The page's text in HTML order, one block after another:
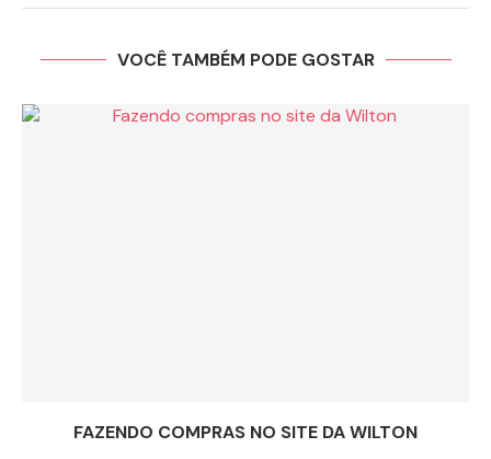
VOCÊ TAMBÉM PODE GOSTAR
FAZENDO COMPRAS NO SITE DA WILTON